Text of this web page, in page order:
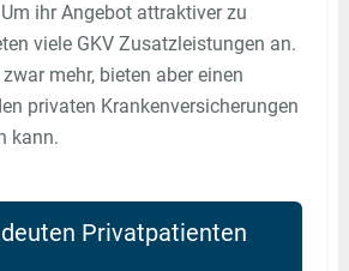
Um ihr Angebot attraktiver zu
viele GKV Zusatzleistungen an.
mehr, bieten aber einen
privaten Krankenversicherungen
kann.
Privatpatienten